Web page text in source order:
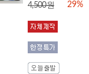
4,500원 29%